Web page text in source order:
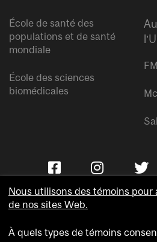
École de santé des
populations et de santé
mondiale
École des sciences
biomédicales
Nous utilisons des témoins pour
de nos sites Web.
À quels types de témoins